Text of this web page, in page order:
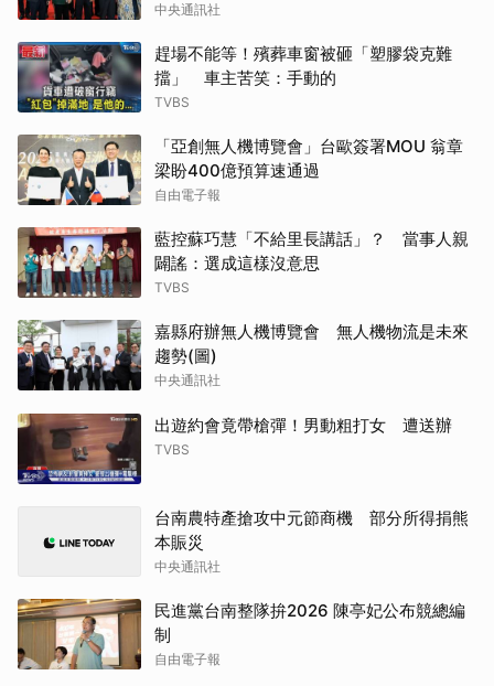
中央通訊社
趕場不能等！殯葬車窗被砸「塑膠袋克難
擋」 車主苦笑：手動的
TVBS
「亞創無人機博覽會」台歐簽署MOU 翁章
梁盼400億預算速通過
自由電子報
藍控蘇巧慧「不給里長講話」？ 當事人親
闢謠：選成這樣沒意思
TVBS
嘉縣府辦無人機博覽會 無人機物流是未來
趨勢(圖)
中央通訊社
出遊約會竟帶槍彈！男動粗打女 遭送辦
TVBS
台南農特產搶攻中元節商機 部分所得捐熊
本賑災
中央通訊社
民進黨台南整隊拚2026 陳亭妃公布競總編
制
自由電子報